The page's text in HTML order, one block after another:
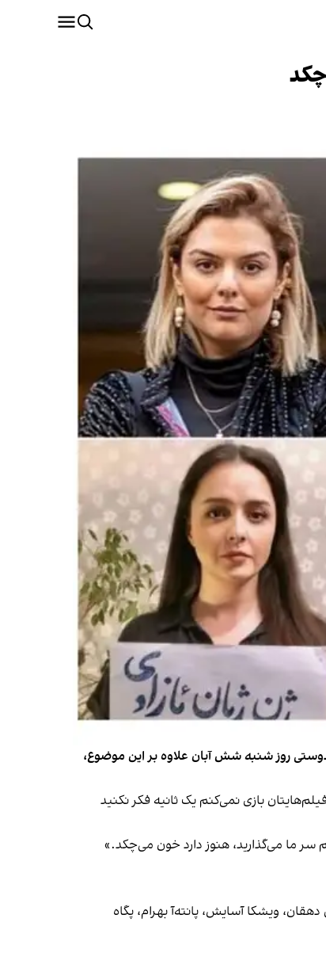
روز شنبه شش آبان علاوه بر این موضوع،
بازی نمی‌کنم یک ثانیه فکر نکنید
سر ما می‌گذارید، هنوز دارد خون می‌چکد.»
ویشکا آسایش، پانته‌آ بهرام، پگاه